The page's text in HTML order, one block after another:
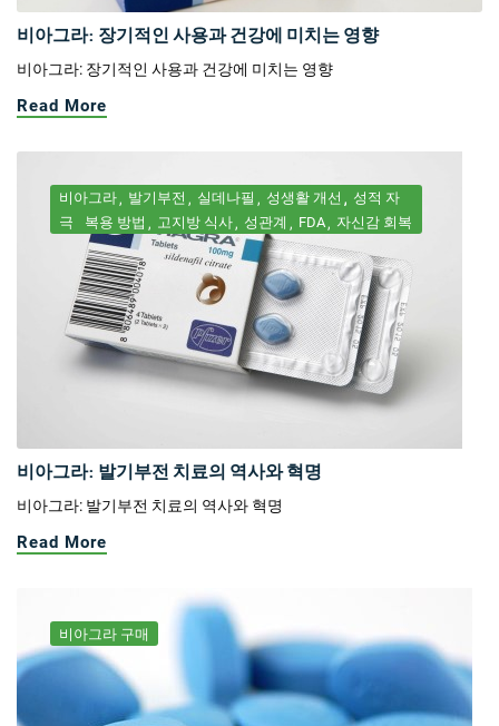
비아그라: 장기적인 사용과 건강에 미치는 영향
비아그라: 장기적인 사용과 건강에 미치는 영향
Read More
비아그라 발기부전 실데나필 성생활 개선
성적 자
극
복용 방법 고지방 식사 성관계 FDA 자신감 회복
비아그라: 발기부전 치료의 역사와 혁명
비아그라: 발기부전 치료의 역사와 혁명
Read More
비아그라 구매